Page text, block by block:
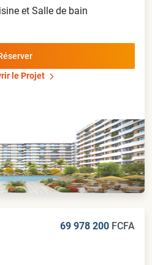
et Salle de bain
le Projet
69 978 200 FCFA